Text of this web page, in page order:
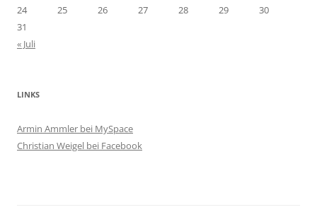
24
25 26 27 28 29
30
31
« Juli
LINKS
Armin Ammler bei MySpace
Christian Weigel bei Facebook